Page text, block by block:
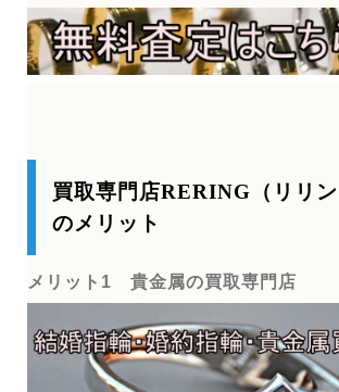
買取専門店RERING（リリ
のメリット
メリット1 貴金属の買取専門店